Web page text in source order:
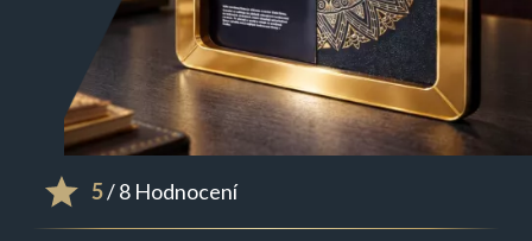
5/ 8 Hodnocení